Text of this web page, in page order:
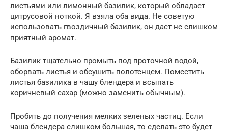
листьями или лимонный базилик, который обладает
цитрусовой ноткой. Я взяла оба вида. Не советую
использовать гвоздичный базилик, он даст не слишком
приятный аромат.
Базилик тщательно промыть под проточной водой,
оборвать листья и обсушить полотенцем. Поместить
листья базилика в чашу блендера и всыпать
коричневый сахар (можно заменить обычным).
Пробить до получения мелких зеленых частиц. Если
чаша блендера слишком большая, то сделать это будет